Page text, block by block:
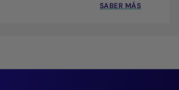
SABER MÁS